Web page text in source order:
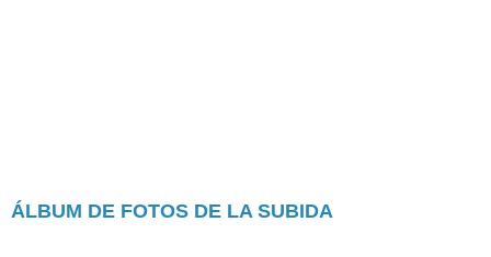
ÁLBUM DE FOTOS DE LA SUBIDA